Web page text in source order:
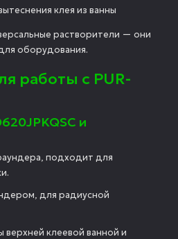
клея из ванны
растворители — они
оборудования.
работы с PUR-
и
подходит для
для радиусной
клеевой ванной и